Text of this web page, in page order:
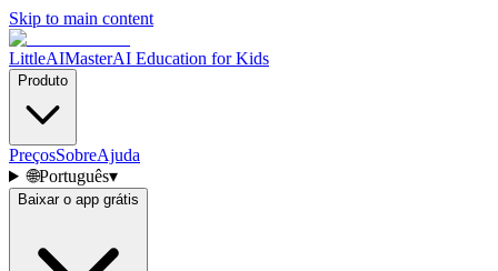
Skip to main content
LittleAIMasterAI Education for Kids
Produto
PreçosSobreAjuda
🌐Português▾
Baixar o app grátis